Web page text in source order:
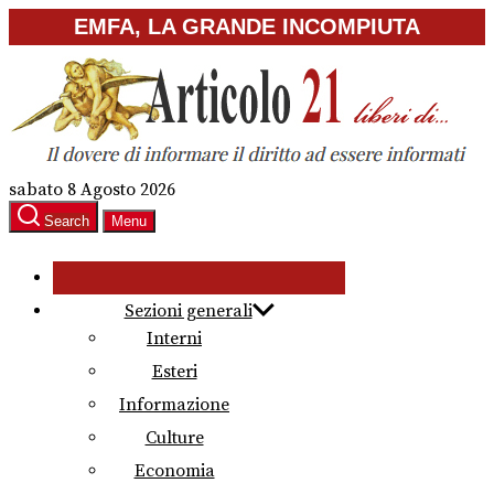
to
content
EMFA, LA GRANDE INCOMPIUTA
sabato 8 Agosto 2026
Search Menu
Sezioni generali
Interni
Esteri
Informazione
Culture
Economia